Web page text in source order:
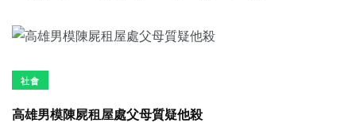
社會
高雄男模陳屍租屋處父母質疑他殺